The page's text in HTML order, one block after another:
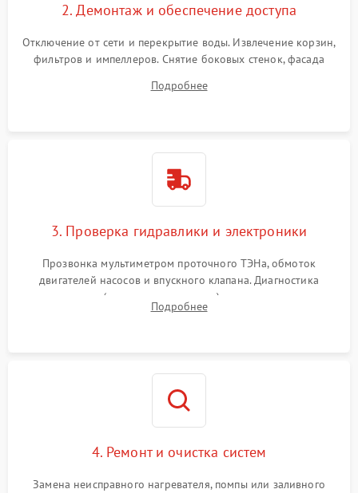
2. Демонтаж и обеспечение доступа
Отключение от сети и перекрытие воды. Извлечение корзин,
фильтров и импеллеров. Снятие боковых стенок, фасада
циркуляционному насосу, ТЭНу и сливной помпе.
Подробнее
3. Проверка гидравлики и электроники
Прозвонка мультиметром проточного ТЭНа, обмоток
двигателей насосов и впускного клапана. Диагностика
прессостата (датчика уровня воды), датчика мутности,
концевика дверцы и электронного модуля управления.
Подробнее
4. Ремонт и очистка систем
Замена неисправного нагревателя, помпы или заливного